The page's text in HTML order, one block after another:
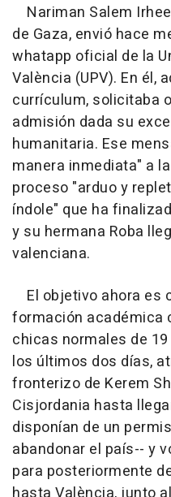
Nariman Salem
de Gaza, envió hace
whatapp oficial de la
València (UPV). En él,
currículum, solicitaba
admisión dada su
humanitaria. Ese
manera inmediata" a
proceso "arduo y
índole" que ha
y su hermana Roba
valenciana.
El objetivo ahora es
formación académica
chicas normales de
los últimos dos días,
fronterizo de Kerem
Cisjordania hasta
disponían de un
abandonar el país-- y
para posteriormente